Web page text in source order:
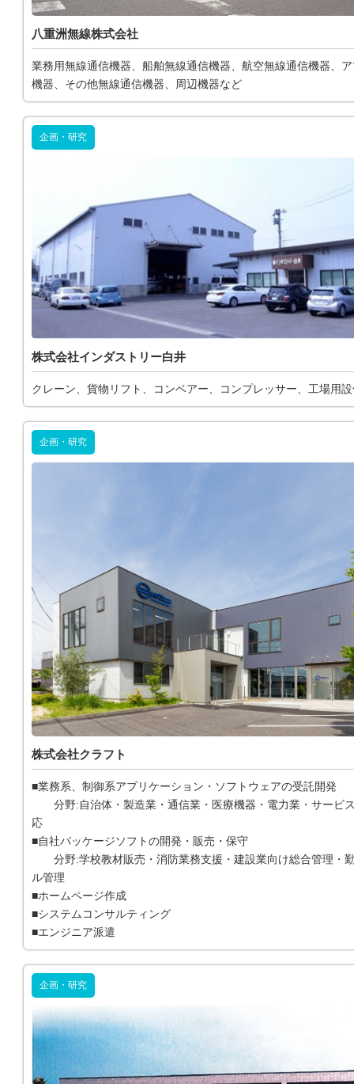
八重洲無線株式会社
業務用無線通信機器、船舶無線通信機器、航空無線通信機器、
機器、その他無線通信機器、周辺機器など
企画・研究
株式会社インダストリー白井
クレーン、貨物リフト、コンベアー、コンプレッサー、工場用
企画・研究
株式会社クラフト
■業務系、制御系アプリケーション・ソフトウェアの受託開発
分野:自治体・製造業・通信業・医療機器・電力業・サービ
応
■自社パッケージソフトの開発・販売・保守
分野:学校教材販売・消防業務支援・建設業向け総合管理・
ル管理
■ホームページ作成
■システムコンサルティング
■エンジニア派遣
企画・研究